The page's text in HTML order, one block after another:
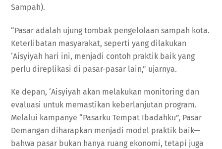
Sampah).
“Pasar adalah ujung tombak pengelolaan sampah kota.
Keterlibatan masyarakat, seperti yang dilakukan
‘Aisyiyah hari ini, menjadi contoh praktik baik yang
perlu direplikasi di pasar-pasar lain,” ujarnya.
Ke depan, ‘Aisyiyah akan melakukan monitoring dan
evaluasi untuk memastikan keberlanjutan program.
Melalui kampanye “Pasarku Tempat Ibadahku”, Pasar
Demangan diharapkan menjadi model praktik baik—
bahwa pasar bukan hanya ruang ekonomi, tetapi juga